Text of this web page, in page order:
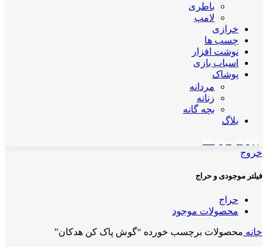
باطری
لامپ
خرازی
چسب ها
نوشت افزار
اسباب بازی
پوشاک
مردانه
زنانه
بچه گانه
بلاگ
خروج
فیلتر موجودی و حراج
حراج
محصولات موجود
خانه محصولات برچسب خورده “گوش پاک کن هدکان”